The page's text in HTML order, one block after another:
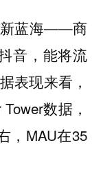
新蓝海——商
音，能将流
表现来看，
数据，
，MAU在35